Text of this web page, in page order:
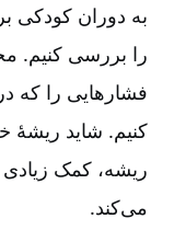
به دوران کودکی
را بررسی کنیم‌.
فشارهایی را که
کنیم‌. شاید ریشۀ
ریشه‌، کمک زیادی
می‌کند.